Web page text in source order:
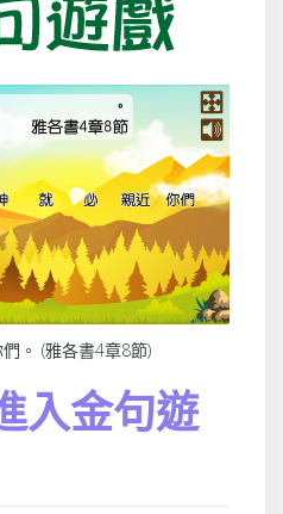
。 (雅各書4章8節)
入金句遊